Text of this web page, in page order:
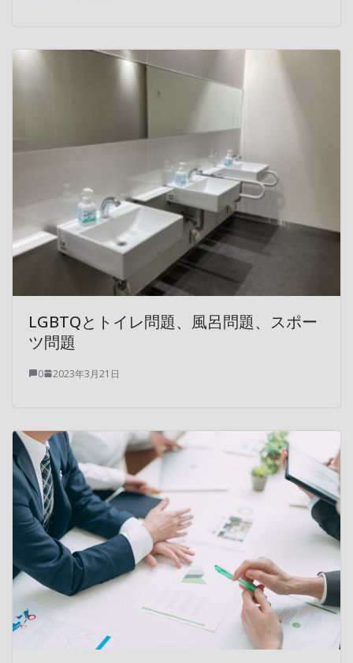
LGBTQとトイレ問題、風呂問題、スポー
ツ問題
0 2023年3月21日